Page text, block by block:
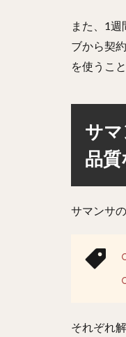
また、1
ブから契
を使うこ
サ
品質
サマンサ
それぞれ